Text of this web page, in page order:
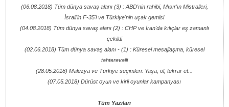
(06.08.2018) Tüm dünya savaş alanı (3) : ABD'nin rahibi, Mısır'ın Mistralleri,
İsrail'in F-35'i ve Türkiye'nin uçak gemisi
(04.08.2018) Tüm dünya savaş alanı (2) : CHP ve İran'da kılıçlar eş zamanlı
çekildi
(02.06.2018) Tüm dünya savaş alanı - (1) : Küresel mesajlaşma, küresel
tahterevalli
(28.05.2018) Malezya ve Türkiye seçimleri: Yaşa, öl, tekrar et...
(07.05.2018) Dürüst oyun ve kirli oyunlar kampanyası
Tüm Yazıları